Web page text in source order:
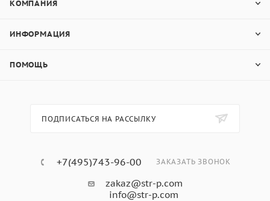
КОМПАНИЯ
ИНФОРМАЦИЯ
ПОМОЩЬ
ПОДПИСАТЬСЯ НА РАССЫЛКУ
+7(495)743-96-00 ЗАКАЗАТЬ ЗВОНОК
zakaz@str-p.com
info@str-p.com